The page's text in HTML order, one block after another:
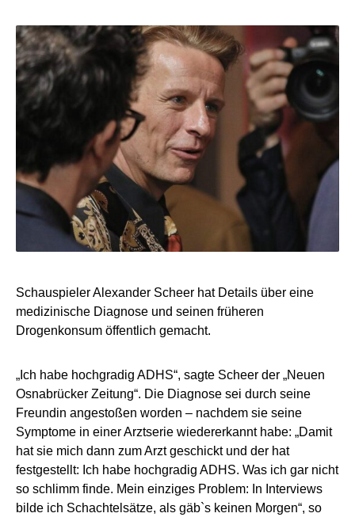
Schauspieler Alexander Scheer hat Details über eine
medizinische Diagnose und seinen früheren
Drogenkonsum öffentlich gemacht.
„Ich habe hochgradig ADHS“, sagte Scheer der „Neuen
Osnabrücker Zeitung“. Die Diagnose sei durch seine
Freundin angestoßen worden – nachdem sie seine
Symptome in einer Arztserie wiedererkannt habe: „Damit
hat sie mich dann zum Arzt geschickt und der hat
festgestellt: Ich habe hochgradig ADHS. Was ich gar nicht
so schlimm finde. Mein einziges Problem: In Interviews
bilde ich Schachtelsätze, als gäb`s keinen Morgen“, so